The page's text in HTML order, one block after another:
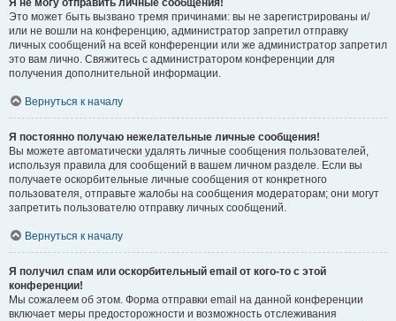
Я не могу отправить личные сообщения!
Это может быть вызвано тремя причинами: вы не зарегистрированы и/
или не вошли на конференцию, администратор запретил отправку
личных сообщений на всей конференции или же администратор запретил
это вам лично. Свяжитесь с администратором конференции для
получения дополнительной информации.
Вернуться к началу
Я постоянно получаю нежелательные личные сообщения!
Вы можете автоматически удалять личные сообщения пользователей,
используя правила для сообщений в вашем личном разделе. Если вы
получаете оскорбительные личные сообщения от конкретного
пользователя, отправьте жалобы на сообщения модераторам; они могут
запретить пользователю отправку личных сообщений.
Вернуться к началу
Я получил спам или оскорбительный email от кого-то с этой
конференции!
Мы сожалеем об этом. Форма отправки email на данной конференции
включает меры предосторожности и возможность отслеживания